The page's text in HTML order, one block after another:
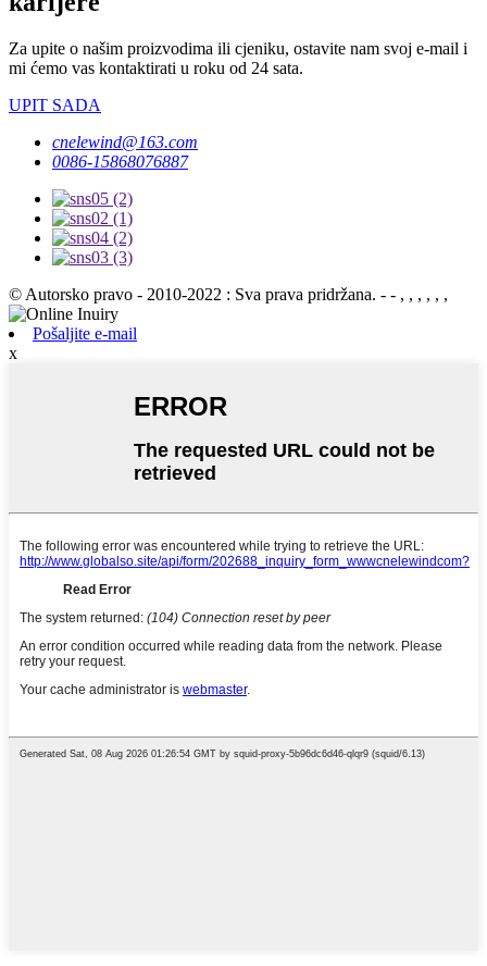
Za upite o našim proizvodima ili cjeniku, ostavite nam svoj e-mail i
mi ćemo vas kontaktirati u roku od 24 sata.
UPIT SADA
cnelewind@163.com
0086-15868076887
© Autorsko pravo - 2010-2022 : Sva prava pridržana. - - , , , , , ,
Pošaljite e-mail
x